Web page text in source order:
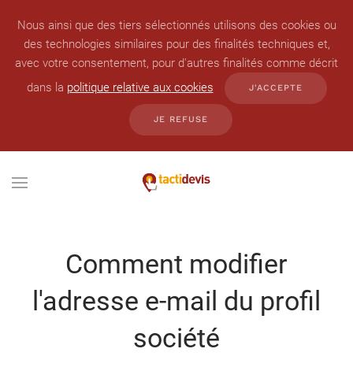
Nous ainsi que des tiers sélectionnés utilisons des cookies ou
des technologies similaires pour des finalités techniques et,
avec votre consentement, pour d'autres finalités comme décrit
dans la politique relative aux cookies J'ACCEPTE
JE REFUSE
Comment modifier
l'adresse e-mail du profil
société